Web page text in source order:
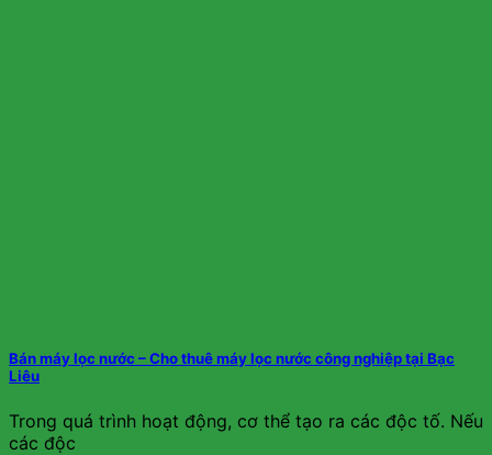
Bán máy lọc nước – Cho thuê máy lọc nước công nghiệp tại Bạc
Liêu
Trong quá trình hoạt động, cơ thể tạo ra các độc tố. Nếu
các độc